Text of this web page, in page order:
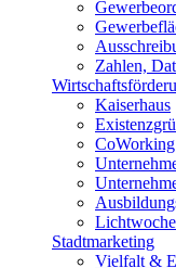
Zahlen,
Kaiserhaus
CoWorking
Stadtmarketing
Vielfalt &